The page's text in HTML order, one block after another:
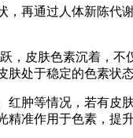
再通过人体新陈代
皮肤色素沉着，
处于稳定的色素状态
肿等情况，若有皮
准作用于色素，提升